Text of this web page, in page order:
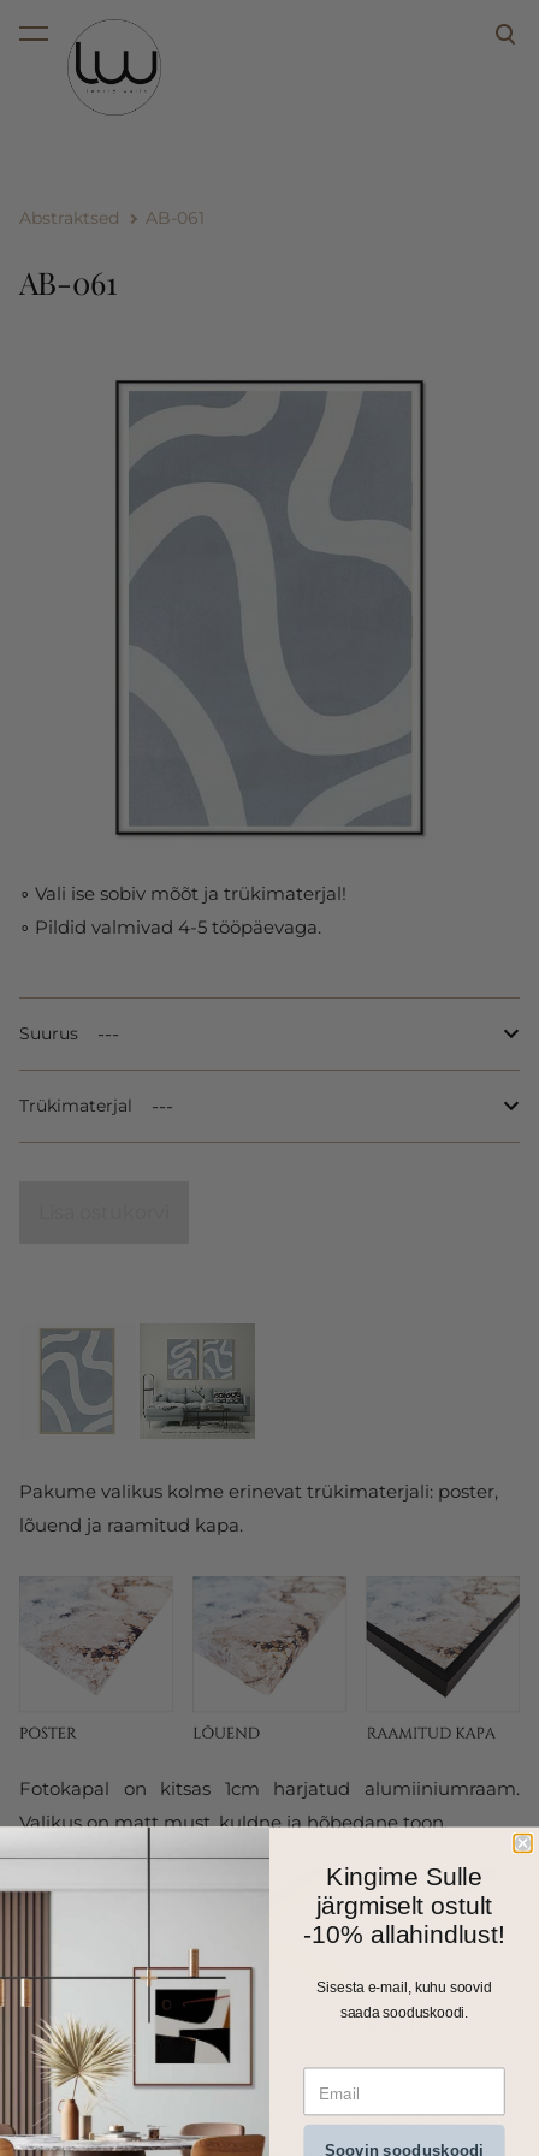
lisati ostukorvi.
Abstraktsed AB-061
Pakume valikus kolme erinevat trükimaterjali: poster,
lõuend ja raamitud kapa.
Fotokapal on kitsas 1cm harjatud alumiiniumraam.
Valikus on matt must, kuldne ja hõbedane toon.
AB-061
∘ Vali ise sobiv mõõt ja trükimaterjal!
∘ Pildid valmivad 4-5 tööpäevaga.
Suurus
Trükimaterjal
Kõik meie seinapildid, fotolõuendid ja kapad trükitakse
Kingime Sulle
järgmiselt ostult
-10% allahindlust!
Sisesta e-mail, kuhu soovid
saada sooduskoodi.
Soovin sooduskoodi